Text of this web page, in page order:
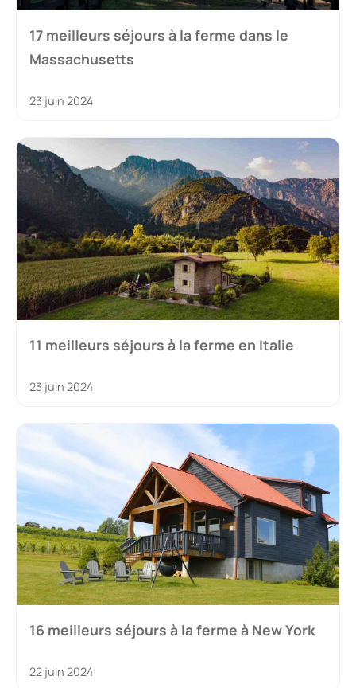
17 meilleurs séjours à la ferme dans le
Massachusetts
23 juin 2024
11 meilleurs séjours à la ferme en Italie
23 juin 2024
16 meilleurs séjours à la ferme à New York
22 juin 2024